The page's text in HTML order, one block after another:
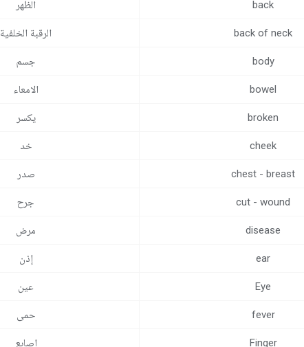
back الظهر
back of neck الرقبة الخلفية
body جسم
bowel الامعاء
broken يكسر
cheek خد
chest - breast صدر
cut - wound جرح
disease مرض
ear إذن
Eye عين
fever حمى
Finger اصابع